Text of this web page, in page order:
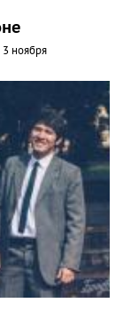
3 ноября